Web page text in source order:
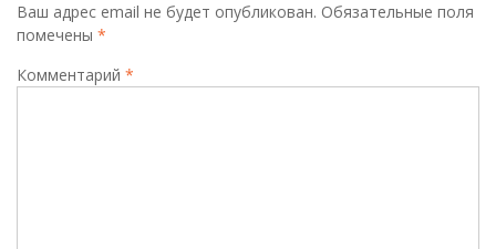
Ваш адрес email не будет опубликован. Обязательные поля
помечены *
Комментарий *